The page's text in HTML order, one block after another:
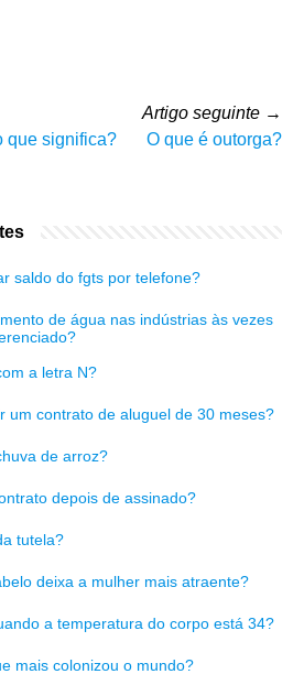
que significa?
Artigo seguinte →
O que é outorga?
saldo do fgts por telefone?
de água nas indústrias às vezes
a letra N?
um contrato de aluguel de 30 meses?
de arroz?
depois de assinado?
tutela?
deixa a mulher mais atraente?
a temperatura do corpo está 34?
mais colonizou o mundo?